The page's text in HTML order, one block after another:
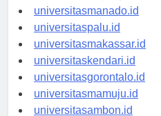
universitastanjungselor.id
universitasmanado.id
universitaspalu.id
universitasmakassar.id
universitaskendari.id
universitasgorontalo.id
universitasmamuju.id